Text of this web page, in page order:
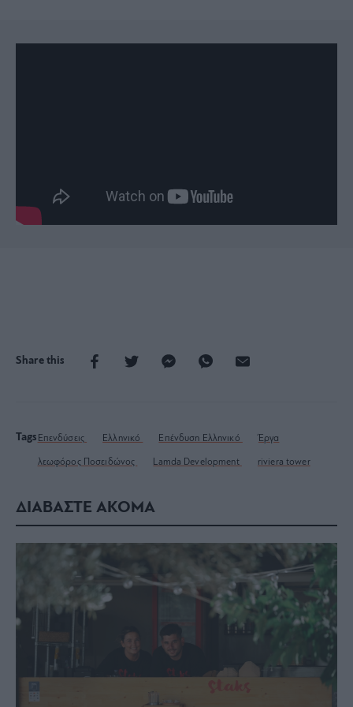
Share this
Tags Επενδύσεις Ελληνικό Επένδυση Ελληνικό Έργα
λεωφόρος Ποσειδώνος Lamda Development riviera tower
ΔΙΑΒΑΣΤΕ ΑΚΟΜΑ